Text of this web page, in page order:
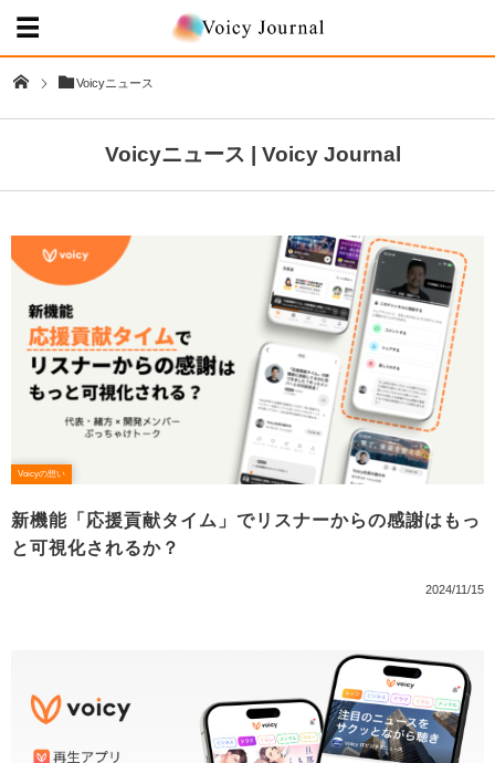
Voicyニュース
Voicyニュース | Voicy Journal
Voicyの想い
新機能「応援貢献タイム」でリスナーからの感謝はもっ
と可視化されるか？
2024/11/15